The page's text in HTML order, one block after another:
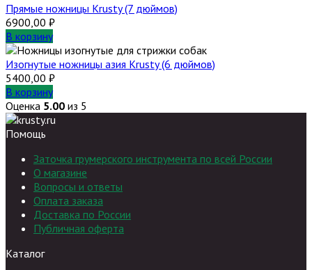
Прямые ножницы Krusty (7 дюймов)
6900,00 ₽
В корзину
Изогнутые ножницы азия Krusty (6 дюймов)
5400,00 ₽
В корзину
Оценка 5.00 из 5
Помощь
Заточка грумерского инструмента по всей России
О магазине
Вопросы и ответы
Оплата заказа
Доставка по России
Публичная оферта
Каталог